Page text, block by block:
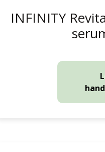
INFINITY